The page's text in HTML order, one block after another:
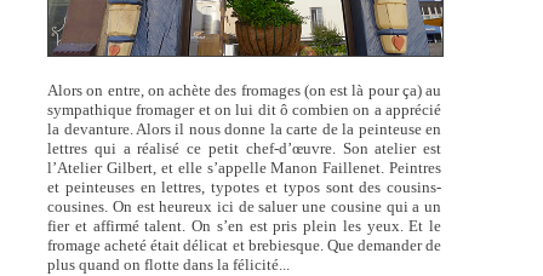
Alors on entre, on achète des fromages (on est là pour ça) au
sympathique fromager et on lui dit ô combien on a apprécié
la devanture. Alors il nous donne la carte de la peinteuse en
lettres qui a réalisé ce petit chef-d’œuvre. Son atelier est
l’Atelier Gilbert, et elle s’appelle Manon Faillenet. Peintres
et peinteuses en lettres, typotes et typos sont des cousins-
cousines. On est heureux ici de saluer une cousine qui a un
fier et affirmé talent. On s’en est pris plein les yeux. Et le
fromage acheté était délicat et brebiesque. Que demander de
plus quand on flotte dans la félicité...